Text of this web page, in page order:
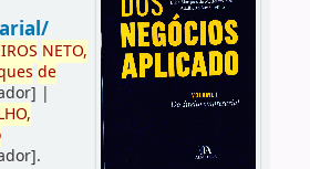
IROS NETO,
de
|
.